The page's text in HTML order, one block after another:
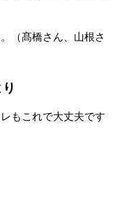
（髙橋さん、山根さ
もこれで大丈夫です